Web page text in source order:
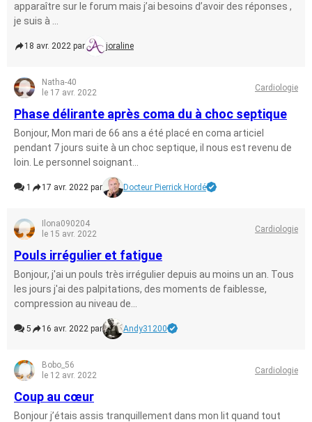
apparaître sur le forum mais j’ai besoins d’avoir des réponses ,
je suis à ...
18 avr. 2022 par joraline
Natha-40
le 17 avr. 2022
Cardiologie
Phase délirante après coma du à choc septique
Bonjour, Mon mari de 66 ans a été placé en coma articiel
pendant 7 jours suite à un choc septique, il nous est revenu de
loin. Le personnel soignant...
1 17 avr. 2022 par Docteur Pierrick Hordé
Ilona090204
le 15 avr. 2022
Cardiologie
Pouls irrégulier et fatigue
Bonjour, j'ai un pouls très irrégulier depuis au moins un an. Tous
les jours j'ai des palpitations, des moments de faiblesse,
compression au niveau de...
5 16 avr. 2022 par Andy31200
Bobo_56
le 12 avr. 2022
Cardiologie
Coup au cœur
Bonjour j’étais assis tranquillement dans mon lit quand tout